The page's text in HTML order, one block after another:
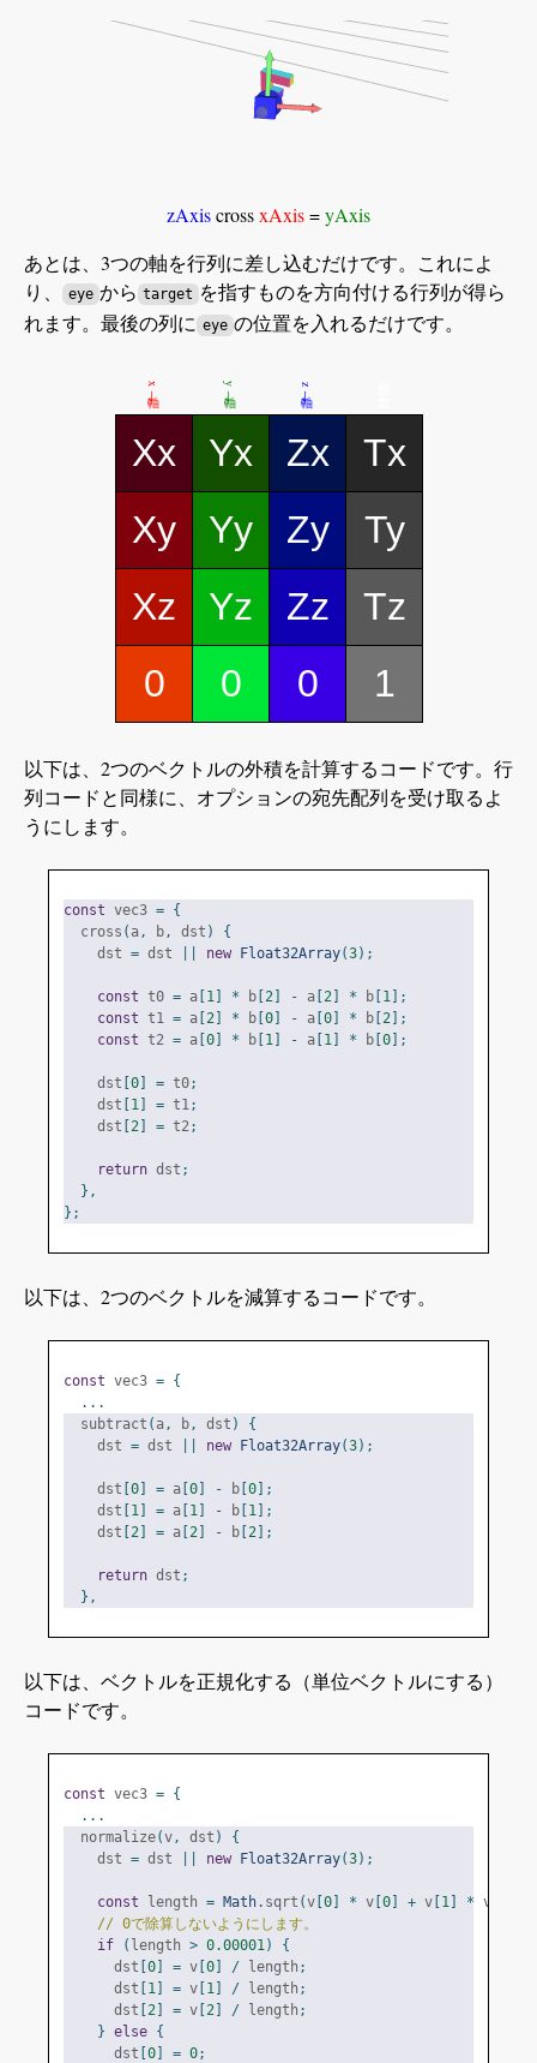
zAxiscrossxAxis=yAxis
あとは、3つの軸を行列に差し込むだけです。これによ
り、
eye から target を指すものを方向付ける行列が得ら
れます。最後の列に eye の位置を入れるだけです。
x軸 → y軸 → z軸 →
Xx Yx Zx
Tx
Xy
Yy Zy
Ty
Xz
Yz Zz
Tz
0
0 0 1
以下は、2つのベクトルの外積を計算するコードです。行
列コードと同様に、オプションの宛先配列を受け取るよ
うにします。
const vec3 = {
  cross
( a, b, dst )
{
    dst
= dst new Float32Array(3);
const t0 = a 1 * b 2 - a 2 * b 1 ];
const t1 = a 2 * b 0 - a 0 * b 2 ];
const t2 = a 0 * b 1 - a 1 * b 0 ];
    dst
0 = t0;
    dst
1 = t1;
    dst
2 = t2;
return dst ;
},
};
以下は、2つのベクトルを減算するコードです。
const vec3 = {
...
  subtract
( a, b, dst )
{
    dst
= dst new Float32Array(3);
    dst
0 = a 0 - b 0 ];
    dst
1 = a 1 - b 1 ];
    dst
2 = a 2 - b 2 ];
return dst ;
},
以下は、ベクトルを正規化する（単位ベクトルにする）
コードです。
const vec3 = {
...
  normalize
(v, dst )
{
    dst
= dst new Float32Array(3);
const length = Math. sqrt (v 0 * v 0 + v 1 * v
// 0で除算しないようにします。
if
( length > 0.00001)
{
      dst
0 = v 0 / length ;
      dst
1 = v 1 / length ;
      dst
2 = v 2 / length ;
} else {
      dst
0 = 0;